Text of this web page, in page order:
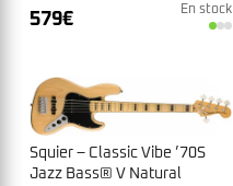
Turquoise
579€ En stock
Squier – Classic Vibe ’70S
Jazz Bass® V Natural